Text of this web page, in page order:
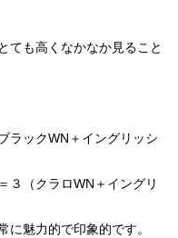
ても高くなかなか見ること
ラックWN＋イングリッシ
３（クラロWN＋イングリ
に魅力的で印象的です。